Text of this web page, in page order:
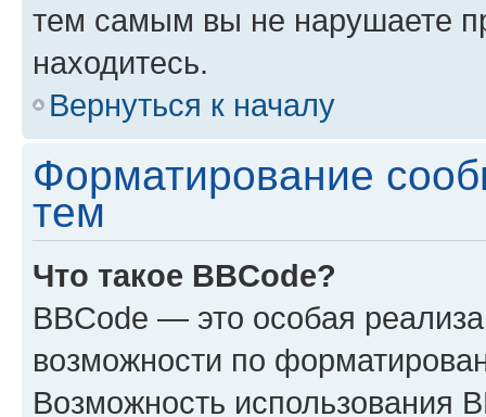
тем самым вы не нарушаете
находитесь.
Вернуться к началу
Форматирование
тем
Что такое BBCode?
BBCode — это особая
возможности по
Возможность использования